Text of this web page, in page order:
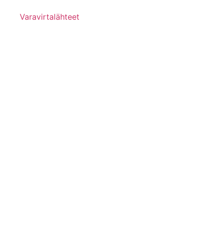
Varavirtalähteet